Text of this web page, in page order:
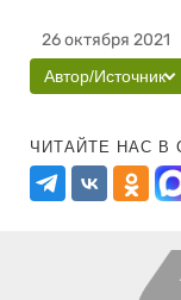
26 октября 2021
Автор/Источник
ЧИТАЙТЕ НАС В